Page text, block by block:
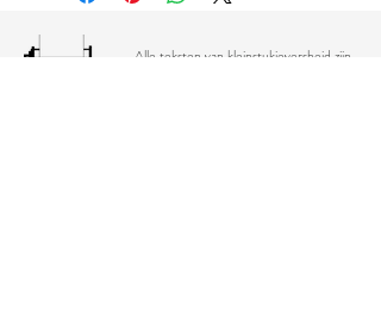
Alle teksten van kleinstukjeversheid zijn